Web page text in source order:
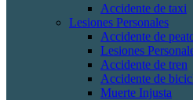
Accidente de taxi
Lesiones Personales
Accidente de
Lesiones
Accidente de tren
Accidente de
Muerte Injusta